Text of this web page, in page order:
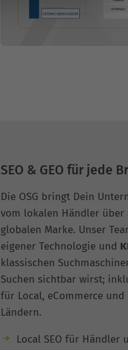
SEO & GEO für jede
Die OSG bringt Dein
vom lokalen Händler
globalen Marke. Unser
eigener Technologie und
klassischen
Suchen sichtbar wirst;
für Local, eCommerce
Ländern.
Local SEO für Händler